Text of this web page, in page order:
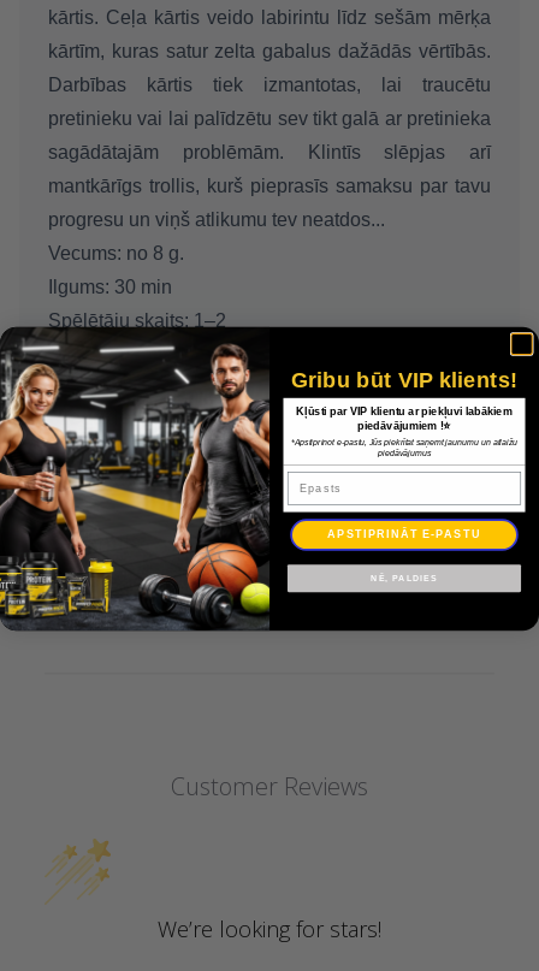
kārtis. Ceļa kārtis veido labirintu līdz sešām mērķa
kārtīm, kuras satur zelta gabalus dažādās vērtībās.
Darbības kārtis tiek izmantotas, lai traucētu
pretinieku vai lai palīdzētu sev tikt galā ar pretinieka
sagādātajām problēmām. Klintīs slēpjas arī
mantkārīgs trollis, kurš pieprasīs samaksu par tavu
progresu un viņš atlikumu tev neatdos...
Vecums: no 8 g.
Ilgums: 30 min
Spēlētāju skaits: 1–2
Noteikumu valoda:
LV, RU, LT, EE
Piegāde
Apmaksa
Garantija
Customer Reviews
We’re looking for stars!
Gribu būt VIP klients!
Kļūsti par VIP klientu ar piekļuvi labākiem
piedāvājumiem !⭐
*Apstiprinot e-pastu, Jūs piekrītat saņemt jaunumu un atlaižu
piedāvājumus
Epasts
APSTIPRINĀT E-PASTU
NĒ, PALDIES